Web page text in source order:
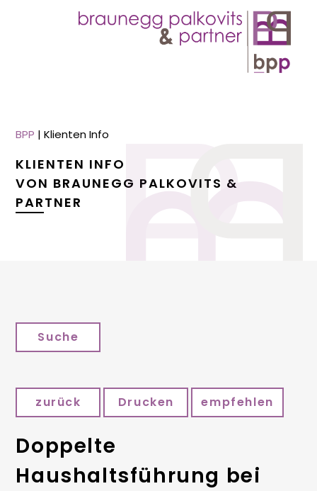
BPP |Klienten Info
KLIENTEN INFO
VON BRAUNEGG PALKOVITS &
PARTNER
Suche
zurück Drucken empfehlen
Doppelte
Haushaltsführung bei